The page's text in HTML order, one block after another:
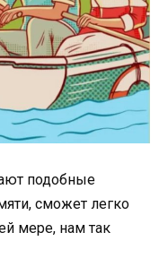
подобные
сможет легко
мере, нам так